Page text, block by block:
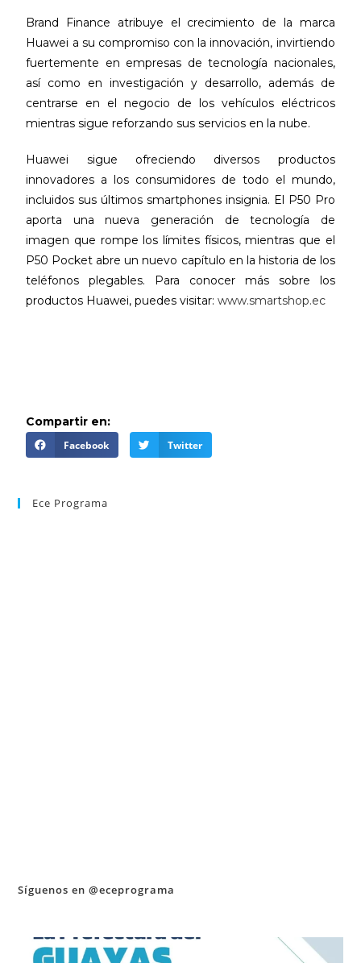
Brand Finance atribuye el crecimiento de la marca
Huawei a su compromiso con la innovación, invirtiendo
fuertemente en empresas de tecnología nacionales,
así como en investigación y desarrollo, además de
centrarse en el negocio de los vehículos eléctricos
mientras sigue reforzando sus servicios en la nube.
Huawei sigue ofreciendo diversos productos
innovadores a los consumidores de todo el mundo,
incluidos sus últimos smartphones insignia. El P50 Pro
aporta una nueva generación de tecnología de
imagen que rompe los límites físicos, mientras que el
P50 Pocket abre un nuevo capítulo en la historia de los
teléfonos plegables. Para conocer más sobre los
productos Huawei, puedes visitar:www.smartshop.ec
Compartir en:
Facebook Twitter
Ece Programa
Síguenos en @eceprograma